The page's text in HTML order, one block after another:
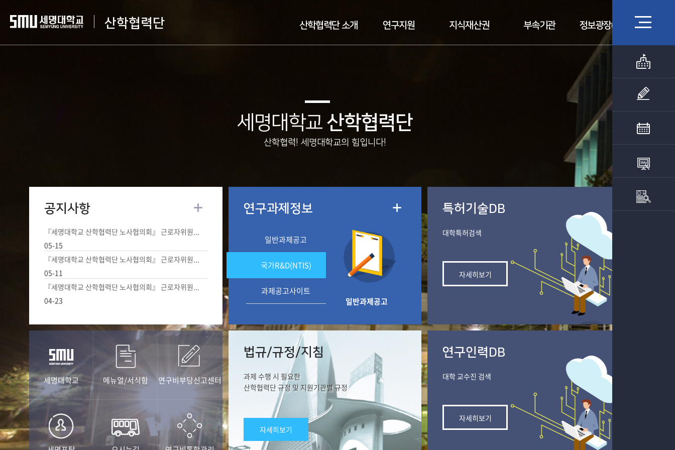
산학협력단 산학협력단 소개 연구지원 지식재산권 부속기관 정보광장(자료실)
세명대학교산학협력단
산학협력! 세명대학교의 힘입니다!
공지사항
『세명대학교 산학협력단 노사협의회』 근로자위원...
05-15
『세명대학교 산학협력단 노사협의회』 근로자위원...
05-11
『세명대학교 산학협력단 노사협의회』 근로자위원...
04-23
연구과제정보
일반과제공고
일반과제공고
국가R&D(NTIS)
과제공고사이트
특허기술DB
대학특허검색​
자세히보기
세명대학교 메뉴얼/서식함 연구비부당신고센터
법규/규정/지침
과제 수행 시 필요한
산학협력단 규정 및 지원기관별 규정
자세히보기
연구인력DB
대학 교수진 검색​
자세히보기